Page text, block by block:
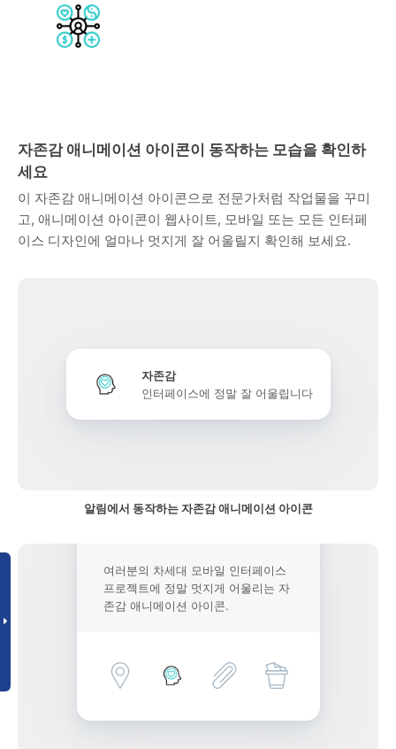
자존감 애니메이션 아이콘이 동작하는 모습을 확인하
세요
이 자존감 애니메이션 아이콘으로 전문가처럼 작업물을 꾸미
고, 애니메이션 아이콘이 웹사이트, 모바일 또는 모든 인터페
이스 디자인에 얼마나 멋지게 잘 어울릴지 확인해 보세요.
자존감
인터페이스에 정말 잘 어울립니다
알림에서 동작하는 자존감 애니메이션 아이콘
여러분의 차세대 모바일 인터페이스
프로젝트에 정말 멋지게 어울리는 자
존감 애니메이션 아이콘.